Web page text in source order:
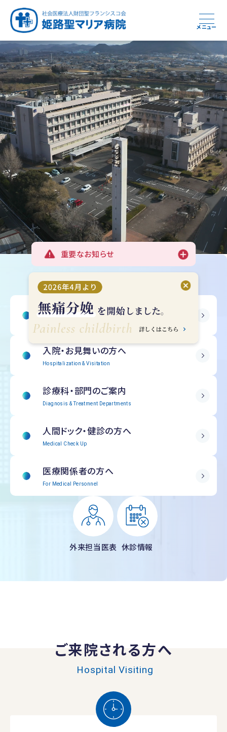
メニュー
健康と安心をあなたに
つなぎ続ける地域医療
周産期から終末期まで
地域を支える医療
急性期から回復期へと
つなぐ医療
学び・育てる医療
重要なお知らせ
受診される方へ
Outpatient Information
入院・お見舞いの方へ
Hospitalization & Visitation
診療科・部門のご案内
Diagnosis & Treatment Departments
人間ドック・健診の方へ
Medical Check Up
医療関係者の方へ
For Medical Personnel
外来担当医表 休診情報
ご来院される方へ
Hospital Visiting